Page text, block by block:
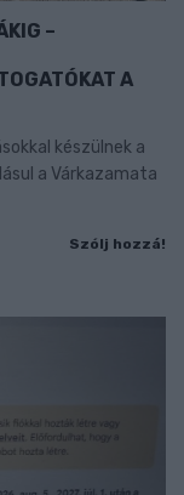
–
A
készülnek a
a Várkazamata
Szólj hozzá!